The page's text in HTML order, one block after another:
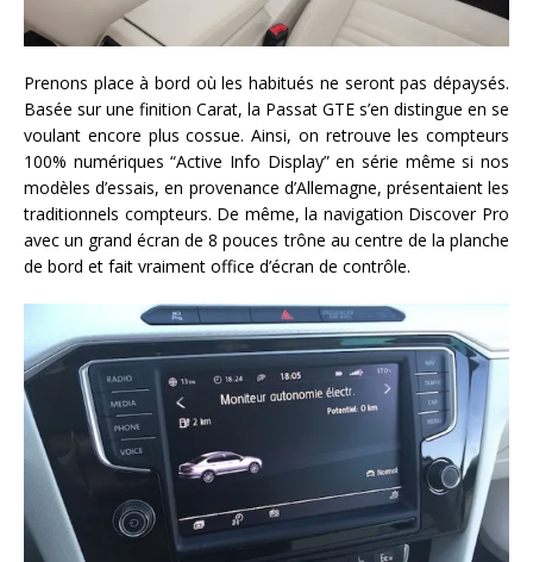
Prenons place à bord où les habitués ne seront pas dépaysés.
Basée sur une finition Carat, la Passat GTE s’en distingue en se
voulant encore plus cossue. Ainsi, on retrouve les compteurs
100% numériques “Active Info Display” en série même si nos
modèles d’essais, en provenance d’Allemagne, présentaient les
traditionnels compteurs. De même, la navigation Discover Pro
avec un grand écran de 8 pouces trône au centre de la planche
de bord et fait vraiment office d’écran de contrôle.